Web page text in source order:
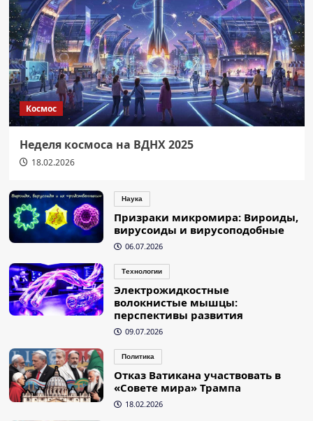
Космос
Неделя космоса на ВДНХ 2025
18.02.2026
Наука
Призраки микромира: Вироиды,
вирусоиды и вирусоподобные
06.07.2026
Технологии
Электрожидкостные
волокнистые мышцы:
перспективы развития
09.07.2026
Политика
Отказ Ватикана участвовать в
«Совете мира» Трампа
18.02.2026